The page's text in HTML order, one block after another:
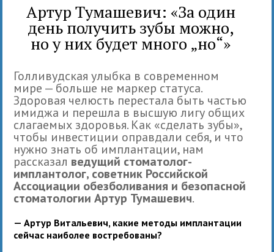
Артур Тумашевич: «За один
день получить зубы можно,
но у них будет много „но“»
Голливудская улыбка в современном
мире — больше не маркер статуса.
Здоровая челюсть перестала быть частью
имиджа и перешла в высшую лигу общих
слагаемых здоровья. Как «сделать зубы»,
чтобы инвестиции оправдали себя, и что
нужно знать об имплантации, нам
рассказал ведущий стоматолог-
имплантолог, советник Российской
Ассоциации обезболивания и безопасной
стоматологии Артур Тумашевич.
— Артур Витальевич, какие методы имплантации
сейчас наиболее востребованы?